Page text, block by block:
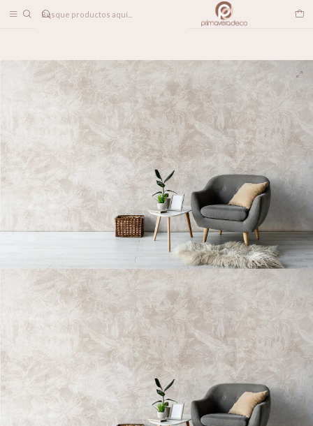
PAPELES MURALES CONTEMPORÁNEO Jardín Exótico